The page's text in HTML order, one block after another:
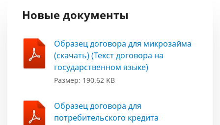
Новые документы
Образец договора для микрозайма
(скачать) (Текст договора на
государственном языке)
Размер: 190.62 KB
Образец договора для
потребительского кредита